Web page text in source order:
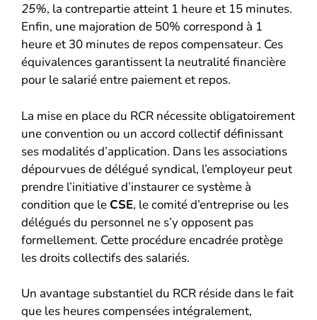
25%, la contrepartie atteint 1 heure et 15 minutes.
Enfin, une majoration de 50% correspond à 1
heure et 30 minutes de repos compensateur. Ces
équivalences garantissent la neutralité financière
pour le salarié entre paiement et repos.
La mise en place du RCR nécessite obligatoirement
une convention ou un accord collectif définissant
ses modalités d’application. Dans les associations
dépourvues de délégué syndical, l’employeur peut
prendre l’initiative d’instaurer ce système à
condition que le CSE, le comité d’entreprise ou les
délégués du personnel ne s’y opposent pas
formellement. Cette procédure encadrée protège
les droits collectifs des salariés.
Un avantage substantiel du RCR réside dans le fait
que les heures compensées intégralement,